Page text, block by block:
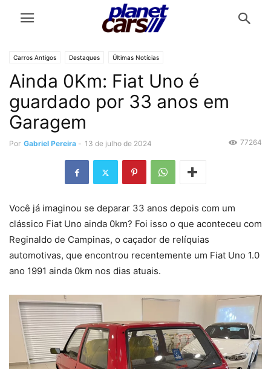
Carros Antigos Destaques Últimas Notícias
Ainda 0Km: Fiat Uno é
guardado por 33 anos em
Garagem
Por Gabriel Pereira - 13 de julho de 2024 77264
Você já imaginou se deparar 33 anos depois com um
clássico Fiat Uno ainda 0km? Foi isso o que aconteceu com
Reginaldo de Campinas, o caçador de relíquias
automotivas, que encontrou recentemente um Fiat Uno 1.0
ano 1991 ainda 0km nos dias atuais.